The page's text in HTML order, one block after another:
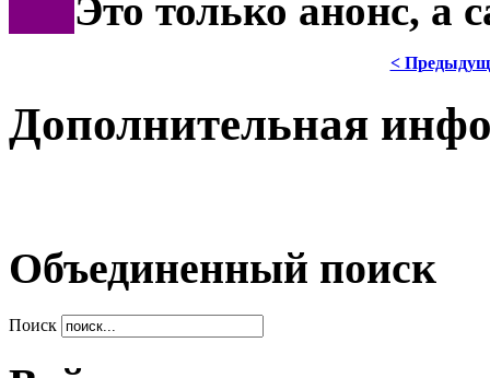
Это только анонс, а
<
Дополнительная
Объединенный поиск
Поиск